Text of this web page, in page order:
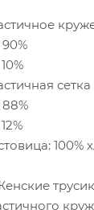
сетка
100%